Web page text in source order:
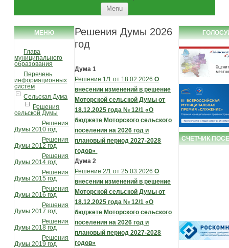
Menu
МЕНЮ
Глава
муниципального
образования
Перечень
информационных
систем
Сельская Дума
Решения
сельской Думы
Решения
Думы 2010 год
Решения
Думы 2012 год
Решения
Думы 2014 год
Решения
Думы 2015 год
Решения
Думы 2016 год
Решения
Думы 2017 год
Решения
Думы 2018 год
Решения
Думы 2019 год
Решения Думы 2026
год
Дума 1
Решение 1/1 от 18.02.2026О
внесении изменений в решение
Моторской сельской Думыот
18.12.2025 года № 12/1«О
бюджете Моторского сельского
поселения на 2026 год и
плановый период 2027-2028
годов»
Дума 2
Решение 2/1 от 25.03.2026О
внесении изменений в решение
Моторской сельской Думы от
18.12.2025 года № 12/1 «О
бюджете Моторского сельского
поселения на 2026 год и
плановый период 2027-2028
годов»
СЧЕТЧИК